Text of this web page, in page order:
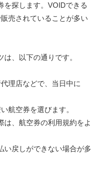
を探します。VOIDできる
売されていることが多い
、以下の通りです。
理店などで、当日中に
航空券を選びます。
は、航空券の利用規約をよ
い戻しができない場合が多